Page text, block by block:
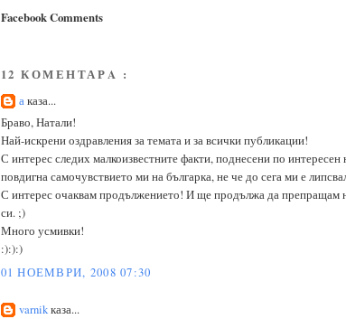
Facebook Comments
12 КОМЕНТАРA :
аказа...
Браво, Натали!
Най-искрени оздравления за темата и за всички публикации!
С интерес следих малкоизвестните факти, поднесени по интересен
повдигна самочувствието ми на българка, не че до сега ми е
С интерес очаквам продължението! И ще продължа да препращам
си. ;)
Много усмивки!
:):):)
01 НОЕМВРИ, 2008 07:30
varnikказа...